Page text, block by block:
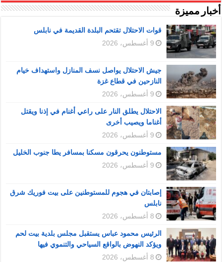
أخبار مميزة
قوات الاحتلال تقتحم البلدة القديمة في نابلس
9 أغسطس، 2026
جيش الاحتلال يواصل نسف المنازل واستهداف خيام
النازحين في قطاع غزة
9 أغسطس، 2026
الاحتلال يطلق النار على راعي أغنام في إذنا ويقتل
أغناما ويصيب أخرى
9 أغسطس، 2026
مستوطنون يحرقون مسكنا بمسافر يطا جنوب الخليل
9 أغسطس، 2026
إصابتان في هجوم للمستوطنين على بيت فوريك شرق
نابلس
8 أغسطس، 2026
الرئيس محمود عباس يستقبل مجلس بلدية بيت لحم
ويؤكد النهوض بالواقع السياحي والتنموي فيها
8 أغسطس، 2026